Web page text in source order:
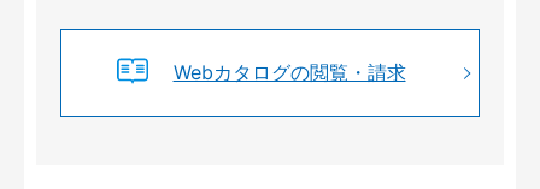
Webカタログの閲覧・請求